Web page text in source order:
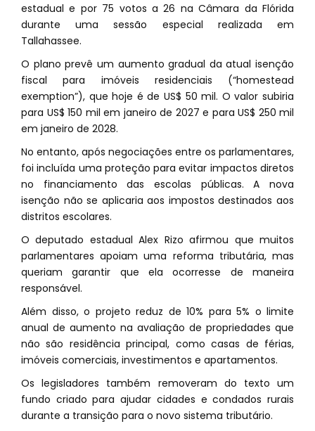
estadual e por 75 votos a 26 na Câmara da Flórida
durante uma sessão especial realizada em
Tallahassee.
O plano prevê um aumento gradual da atual isenção
fiscal para imóveis residenciais (“homestead
exemption”), que hoje é de US$ 50 mil. O valor subiria
para US$ 150 mil em janeiro de 2027 e para US$ 250 mil
em janeiro de 2028.
No entanto, após negociações entre os parlamentares,
foi incluída uma proteção para evitar impactos diretos
no financiamento das escolas públicas. A nova
isenção não se aplicaria aos impostos destinados aos
distritos escolares.
O deputado estadual Alex Rizo afirmou que muitos
parlamentares apoiam uma reforma tributária, mas
queriam garantir que ela ocorresse de maneira
responsável.
Além disso, o projeto reduz de 10% para 5% o limite
anual de aumento na avaliação de propriedades que
não são residência principal, como casas de férias,
imóveis comerciais, investimentos e apartamentos.
Os legisladores também removeram do texto um
fundo criado para ajudar cidades e condados rurais
durante a transição para o novo sistema tributário.